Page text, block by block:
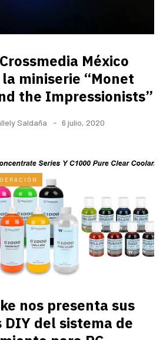
México
miniserie “Monet
the Impressionists”
Saldaña 6 julio, 2020
nos presenta sus
DIY del sistema de